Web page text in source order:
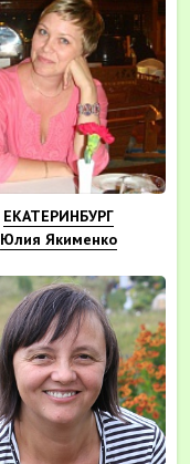
ЕКАТЕРИНБУРГ
Юлия Якименко